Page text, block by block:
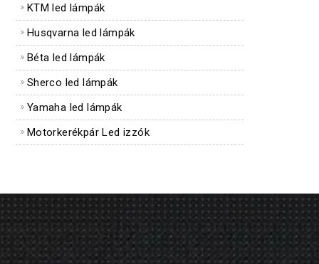
KTM led lámpák
Husqvarna led lámpák
Béta led lámpák
Sherco led lámpák
Yamaha led lámpák
Motorkerékpár Led izzók